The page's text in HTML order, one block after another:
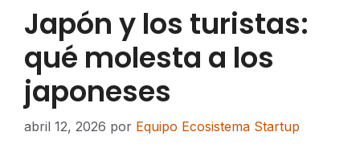
Japón y los turistas:
qué molesta a los
japoneses
abril 12, 2026 por Equipo Ecosistema Startup